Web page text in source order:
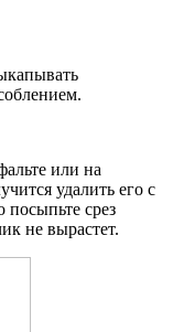
или на
удалить его с
посыпьте срез
не вырастет.